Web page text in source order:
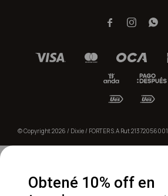
  
© Copyright 2026 / Dixie / FORTER S.A Rut
Obtené 10% off en